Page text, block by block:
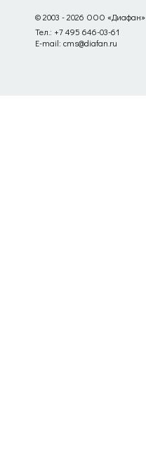
© 2003 - 2026 ООО «Диафан»
Тел.: +7 495 646-03-61
E-mail: cms@diafan.ru